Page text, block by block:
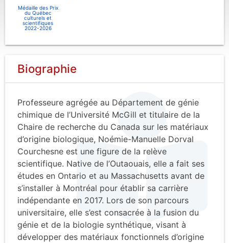
Médaille des Prix
du Québec
culturels et
scientifiques
2022-2026
Biographie
Professeure agrégée au Département de génie
chimique de l’Université McGill et titulaire de la
Chaire de recherche du Canada sur les matériaux
d’origine biologique, Noémie-Manuelle Dorval
Courchesne est une figure de la relève
scientifique. Native de l’Outaouais, elle a fait ses
études en Ontario et au Massachusetts avant de
s’installer à Montréal pour établir sa carrière
indépendante en 2017. Lors de son parcours
universitaire, elle s’est consacrée à la fusion du
génie et de la biologie synthétique, visant à
développer des matériaux fonctionnels d’origine